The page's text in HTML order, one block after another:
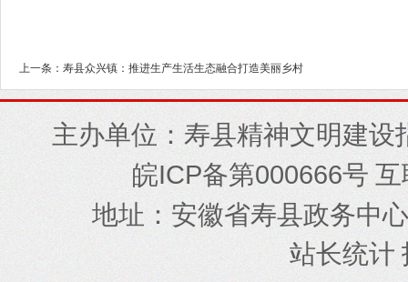
上一条：寿县众兴镇：推进生产生活生态融合打造美丽乡村
主办单位：寿县精神文明建
皖ICP备第000666号
地址 ： 安徽省寿县政务中心
站长统计